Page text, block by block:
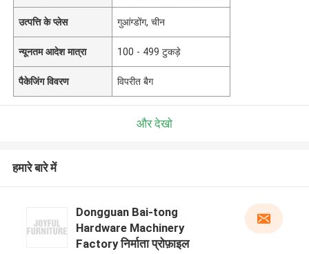
उत्पत्ति के प्लेस गुआंग्डोंग, चीन
न्यूनतम आदेश मात्रा 100 - 499 टुकड़े
पैकेजिंग विवरण विपरीत बैग
और देखो
हमारे बारे में
Dongguan Bai-tong
Hardware Machinery
Factory निर्माता प्रोफ़ाइल